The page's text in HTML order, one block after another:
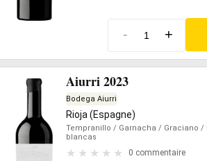
- +
Aiurri 2023
Bodega Aiurri
Rioja (Espagne)
Tempranillo / Garnacha / Graciano /
blancas
0 commentaire